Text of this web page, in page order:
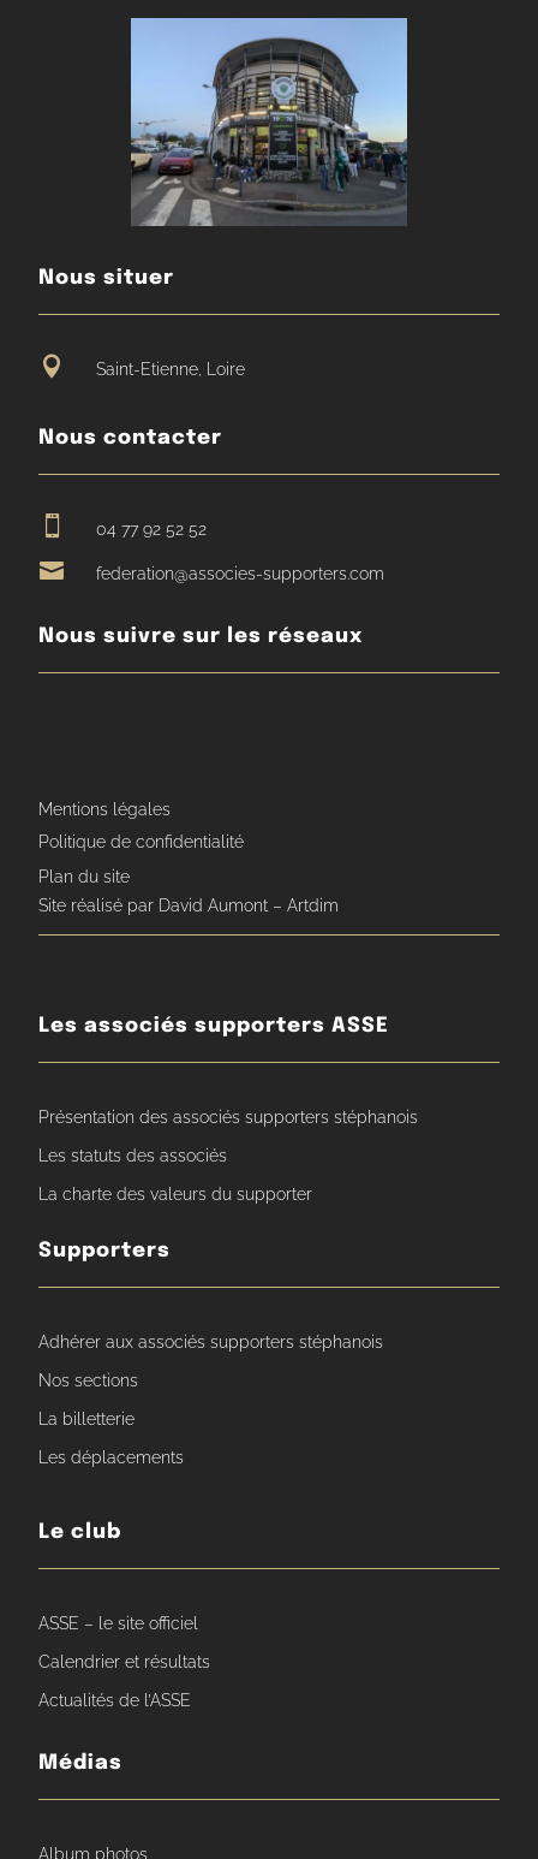
Nous situer
 Saint-Etienne, Loire
Nous contacter
 04 77 92 52 52
 federation@associes-supporters.com
Nous suivre sur les réseaux
Mentions légales
Politique de confidentialité
Plan du site
Site réalisé par David Aumont – Artdim
Les associés supporters ASSE
Présentation des associés supporters stéphanois
Les statuts des associés
La charte des valeurs du supporter
Supporters
Adhérer aux associés supporters stéphanois
Nos sections
La billetterie
Les déplacements
Le club
ASSE – le site officiel
Calendrier et résultats
Actualités de l’ASSE
Médias
Album photos